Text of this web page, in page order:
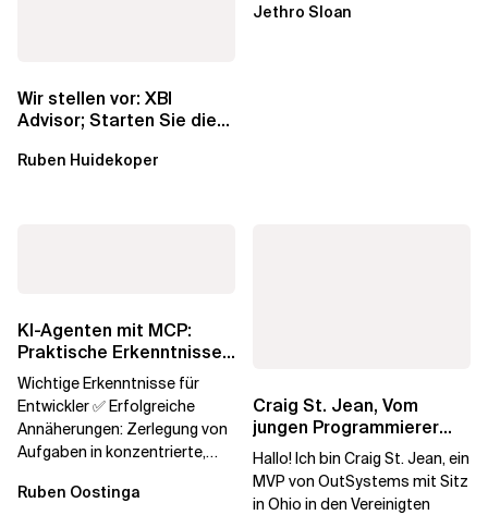
Wir stellen vor: XBI
Advisor; Starten Sie die
Ihrer...
Ruben Huidekoper
Jethro Sloan
KI-Agenten mit MCP:
Praktische Erkenntnisse
aus n8n und GitHub
Copilot
Wichtige Erkenntnisse für
Entwickler ✅ Erfolgreiche
Annäherungen: Zerlegung von
Aufgaben in konzentrierte,
Sie die...
Ruben Oostinga
Craig St. Jean, Vom
jungen Programmierer
zum Chief Technology
Architect
Hallo! Ich bin Craig St. Jean, ein
MVP von OutSystems mit Sitz
in Ohio in den Vereinigten